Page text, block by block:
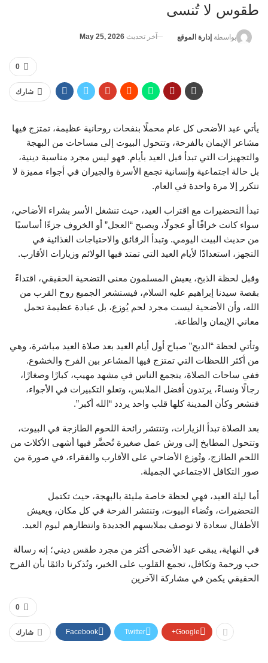
طقوس لا تُنسى
بواسطة إدارة الموقع آخر تحديث May 25, 2026
0
شارك
يأتي عيد الأضحى كل عام محملًا بنفحات روحانية عظيمة، تمتزج فيها
مشاعر الإيمان بالفرحة، وتتحول البيوت إلى مساحات من البهجة
والتجهيزات التي تبدأ قبل العيد بأيام. فهو ليس مجرد مناسبة دينية،
بل حالة اجتماعية وإنسانية تجمع الأسرة والجيران في أجواء مميزة لا
تتكرر إلا مرة واحدة في العام.
تبدأ التحضيرات مع اقتراب العيد، حيث تنشغل الأسر بشراء الأضاحي،
سواء كانت خرافًا أو عجولًا، ويصبح “العجل” أو الخروف جزءًا أساسيًا
من حديث البيت اليومي. وتبدأ الرقائق والاحتياجات الغذائية في
التجهز، استعدادًا لأيام العيد التي تمتد فيها الولائم وزيارات الأقارب.
وقبل لحظة الذبح، يعيش المسلمون معنى التضحية الحقيقي، اقتداءً
بقصة سيدنا إبراهيم عليه السلام، فيستشعر الجميع روح القرب من
الله، وأن الأضحية ليست مجرد لحم يُوزع، بل عبادة عظيمة تحمل
معاني الإيمان والطاعة.
وتأتي لحظة “الدبح” صباح أول أيام العيد بعد صلاة العيد مباشرة، وهي
من أكثر اللحظات التي تمتزج فيها المشاعر بين الفرح والخشوع.
ففي ساحات الصلاة، يتجمع الناس في مشهد مهيب، كبارًا وصغارًا،
رجالًا ونساءً، يرتدون أفضل الملابس، وتعلو التكبيرات في الأجواء،
فتشعر وكأن المدينة كلها قلب واحد يردد “الله أكبر”.
بعد الصلاة تبدأ الزيارات، وتنتشر رائحة اللحوم الطازجة في البيوت،
وتتحول المطابخ إلى ورش عمل صغيرة تُحضَّر فيها أشهى الأكلات من
اللحم الطازج، وتُوزع الأضاحي على الأقارب والفقراء، في صورة من
صور التكافل الاجتماعي الجميلة.
أما ليلة العيد، فهي لحظة خاصة مليئة بالبهجة، حيث تكتمل
التحضيرات، وتُضاء البيوت، وتنتشر الفرحة في كل مكان، ويعيش
الأطفال سعادة لا توصف بملابسهم الجديدة وانتظارهم ليوم العيد.
في النهاية، يبقى عيد الأضحى أكثر من مجرد طقس ديني؛ إنه رسالة
حب ورحمة وتكافل، تجمع القلوب على الخير، وتُذكرنا دائمًا بأن الفرح
الحقيقي يكمن في مشاركة الآخرين
0
شارك Facebook Twitter Google+